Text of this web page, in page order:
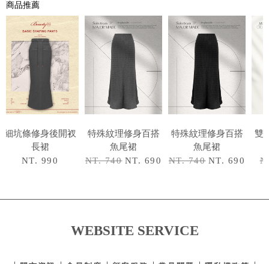
商品推薦
細坑條修身後開衩
長裙
NT. 990
特殊紋理修身百搭
魚尾裙
NT. 740 NT. 690
特殊紋理修身百搭
魚尾裙
NT. 740 NT. 690
雙
WEBSITE SERVICE